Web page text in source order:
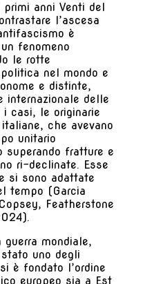
anni Venti del
l’ascesa
è
fenomeno
le rotte
nel mondo e
e distinte,
internazionale delle
i casi, le originarie
che avevano
unitario
superando fratture e
ri-declinate. Esse
si sono adattate
tempo (Garcia
Featherstone
guerra mondiale,
uno degli
è fondato l’ordine
europeo sia a Est